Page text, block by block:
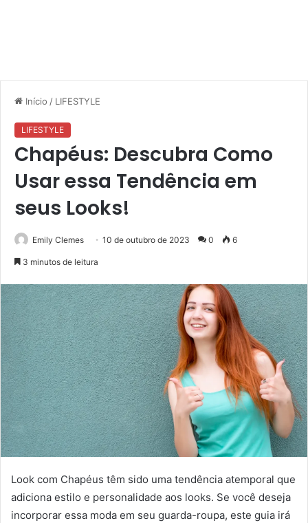
Início / LIFESTYLE
LIFESTYLE
Chapéus: Descubra Como
Usar essa Tendência em
seus Looks!
Emily Clemes 10 de outubro de 2023 0 6
3 minutos de leitura
Look com Chapéus têm sido uma tendência atemporal que
adiciona estilo e personalidade aos looks. Se você deseja
incorporar essa moda em seu guarda-roupa, este guia irá